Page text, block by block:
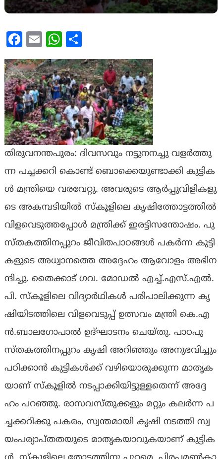
Facebook
Email WhatsApp
തി​രു​വ​ന​ന്ത​പു​രം: ദി​വ​സ​വും ന​ട്ടു​ന​ന​ച്ചു വ​ള​ര്‍ത്തു​
ന്ന പ​ച്ച​ക്ക​റി കൊ​ണ്ട് ബൊ​ക്കെ​യു​ണ്ടാ​ക്കി കു​ട്ടി​ക​
ള്‍ മ​ന്ത്രി​യെ വ​ര​വേ​റ്റു. അ​വ​രു​ടെ ആ​ര്‍പ്പു​വി​ളി​ക​ളു​
ടെ അ​ക​മ്പ​ടി​യി​ല്‍ സ്‌​കൂ​ളി​ലെ കൃ​ഷി​ത്തോ​ട്ട​ത്തി​ല്‍
വി​ള​വെ​ടു​ത്ത​പ്പോ​ള്‍ മ​ന്ത്രി​ക്ക് ഇ​ര​ട്ടി​സ​ന്തോ​ഷം. പു​
സ്ത​ക​ത്തി​ന​പ്പു​റം ജീ​വി​ത​പാ​ഠ​ങ്ങ​ള്‍ പ​ക​ര്‍ന്ന കു​ട്ടി​
ക​ളു​ടെ അ​ധ്വാ​ന​ത്തെ അ​ദ്ദേ​ഹം ആ​വോ​ളം അ​ഭി​ന​
ന്ദി​ച്ചു. തൈ​ക്കാ​ട് ഗ​വ. മോ​ഡ​ല്‍ എ​ച്ച്.​എ​സ്.​എ​ല്‍.​
പി. സ്‌​കൂ​ളി​ലെ വി​ദ്യാ​ര്‍ഥി​ക​ള്‍ പ​രി​പാ​ലി​ക്കു​ന്ന കൃ​
ഷി​യി​ട​ത്തി​ലെ വി​ള​വെ​ടു​പ്പ് ഉ​ത്സ​വം മ​ന്ത്രി കെ.​എ​
ന്‍.​ബാ​ല​ഗോ​പാ​ല്‍ ഉ​ദ്ഘാ​ട​നം ചെ​യ്തു. പാ​ഠ​പു​
സ്ത​ക​ത്തി​ന​പ്പു​റം കൃ​ഷി അ​റി​ഞ്ഞും അ​നു​ഭ​വി​ച്ചും
പ​ഠി​ക്കാ​ന്‍ കു​ട്ടി​ക​ള്‍ക്ക് വ​ഴി​യൊ​രു​ക്കു​ന്ന മാ​തൃ​ക​
യാ​ണ് സ്‌​കൂ​ളി​ല്‍ ന​ട​പ്പാ​ക്കി​യി​ട്ടു​ള്ള​തെ​ന്ന് അ​ദ്ദേ​
ഹം പ​റ​ഞ്ഞു. രാ​സ​വ​സ്തു​ക്ക​ളും മ​റ്റും ക​ല​ര്‍ന്ന പ​
ച്ച​ക്ക​റി​ക്കു പ​ക​രം, സ്വ​ന്ത​മാ​യി കൃ​ഷി ന​ട​ത്തി സ്വ​
യം​പ​ര്യാ​പ്ത​ത​യു​ടെ മാ​തൃ​ക​യാ​വു​ക​യാ​ണ് കു​ട്ടി​ക​